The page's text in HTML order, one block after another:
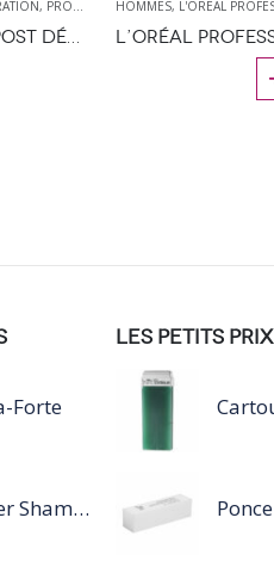
DÉCOLORANTSPATE,PATE, PRODUIT DE COIFFAGE
L’ORÉAL PROFESSIONNEL HOMME MAT 80 ML
Forte
Série Expert Inforcer Shampoing
LES PETITS PRIX